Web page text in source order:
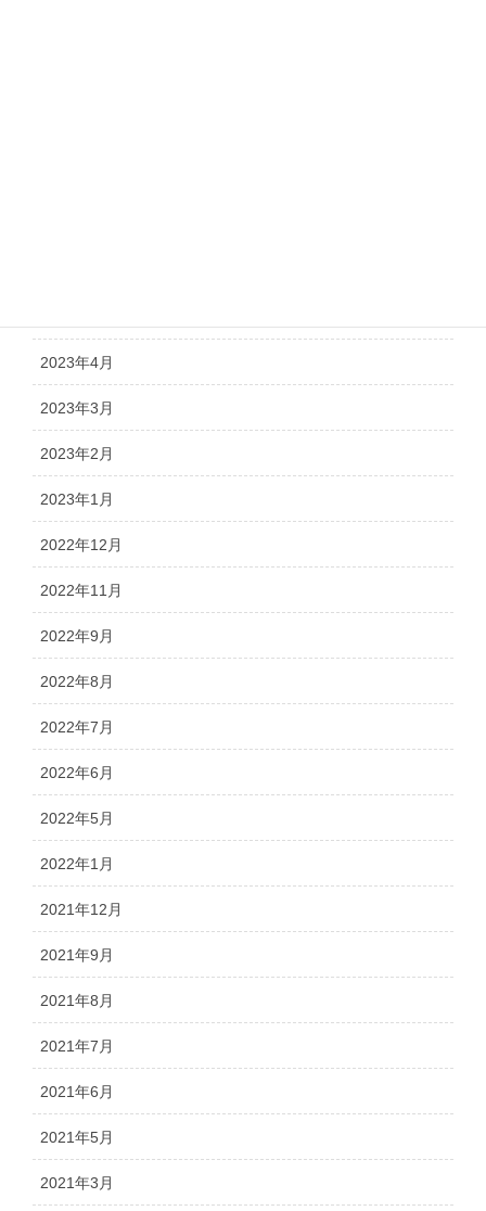
2023年4月
2023年3月
2023年2月
2023年1月
2022年12月
2022年11月
2022年9月
2022年8月
2022年7月
2022年6月
2022年5月
2022年1月
2021年12月
2021年9月
2021年8月
2021年7月
2021年6月
2021年5月
2021年3月